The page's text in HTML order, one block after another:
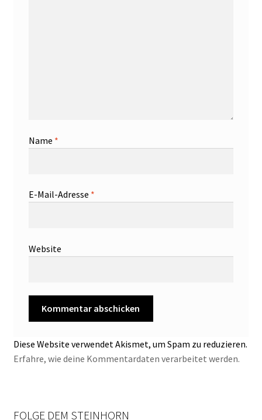
Name *
E-Mail-Adresse *
Website
Diese Website verwendet Akismet, um Spam zu reduzieren.
Erfahre, wie deine Kommentardaten verarbeitet werden.
FOLGE DEM STEINHORN